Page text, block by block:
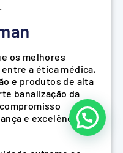
os melhores
a ética médica,
e produtos de alta
banalização da
e excelência